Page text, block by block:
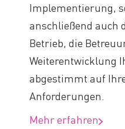
Implementierung,
anschließend auch
Betrieb, die
Weiterentwicklung
abgestimmt auf
Anforderungen.
Mehr erfahren